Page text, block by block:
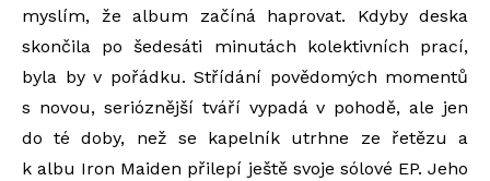
myslím, že album začíná haprovat. Kdyby deska
skončila po šedesáti minutách kolektivních prací,
byla by v pořádku. Střídání povědomých momentů
s novou, serióznější tváří vypadá v pohodě, ale jen
do té doby, než se kapelník utrhne ze řetězu a
k albu Iron Maiden přilepí ještě svoje sólové EP. Jeho